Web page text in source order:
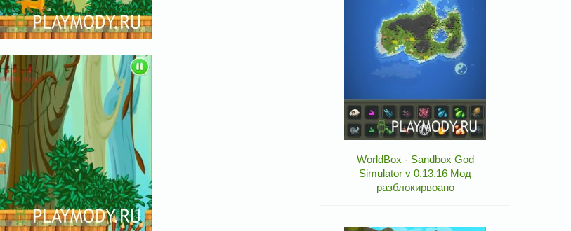
WorldBox - Sandbox God
Simulator v 0.13.16 Мод
разблокирвоано